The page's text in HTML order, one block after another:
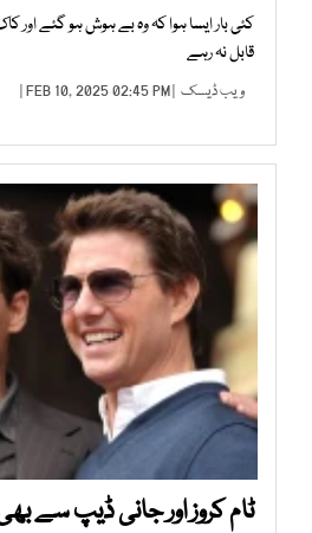
کئی بار ایسا ہوا کہ وہ بے ہوش ہو گئے
قابل نہ رہے
ویب ڈیسک | FEB 10, 2025 02:45 PM |
ٹام کروز اور جانی ڈیپ سے